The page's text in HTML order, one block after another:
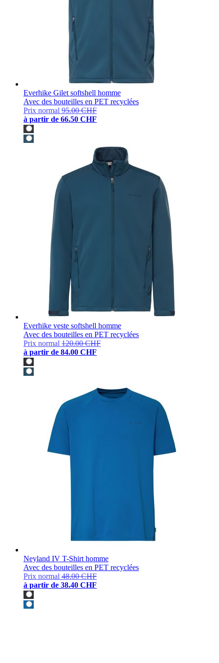
Everhike Gilet softshell homme
Avec des bouteilles en PET recyclées
Prix normal 95.00 CHF
à partir de 66.50 CHF
Everhike veste softshell homme
Avec des bouteilles en PET recyclées
Prix normal 120.00 CHF
à partir de 84.00 CHF
Neyland IV T-Shirt homme
Avec des bouteilles en PET recyclées
Prix normal 48.00 CHF
à partir de 38.40 CHF